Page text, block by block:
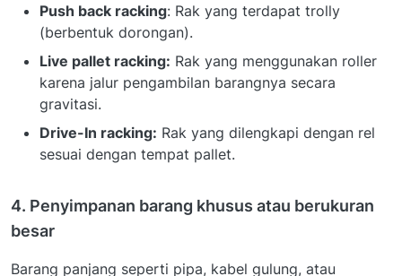
Push back racking: Rak yang terdapat trolly
(berbentuk dorongan).
Live pallet racking: Rak yang menggunakan roller
karena jalur pengambilan barangnya secara
gravitasi.
Drive-In racking: Rak yang dilengkapi dengan rel
sesuai dengan tempat pallet.
4. Penyimpanan barang khusus atau berukuran
besar
Barang panjang seperti pipa, kabel gulung, atau